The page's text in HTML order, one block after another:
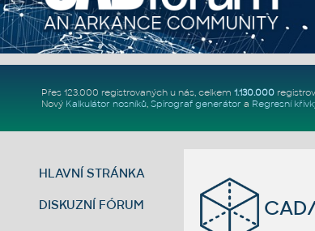
Přes 123.000 registrovaných u nás, celkem 1.130.000
Nový Kalkulátor nosníků, Spirograf generátor a Regresní
HLAVNÍ STRÁNKA
DISKUZNÍ FÓRUM